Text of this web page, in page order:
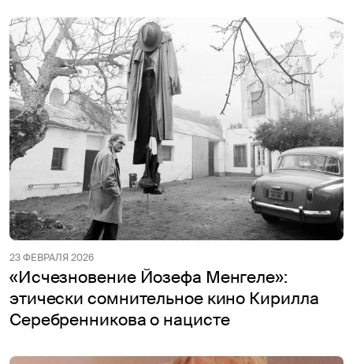
23 ФЕВРАЛЯ 2026
«Исчезновение Йозефа Менгеле»:
этически сомнительное кино Кирилла
Серебренникова о нацисте